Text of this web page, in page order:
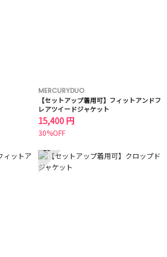
MERCURYDUO
【セットアップ着用可】フィットアンドフ
レアツイードジャケット
15,400 円
30%OFF
10